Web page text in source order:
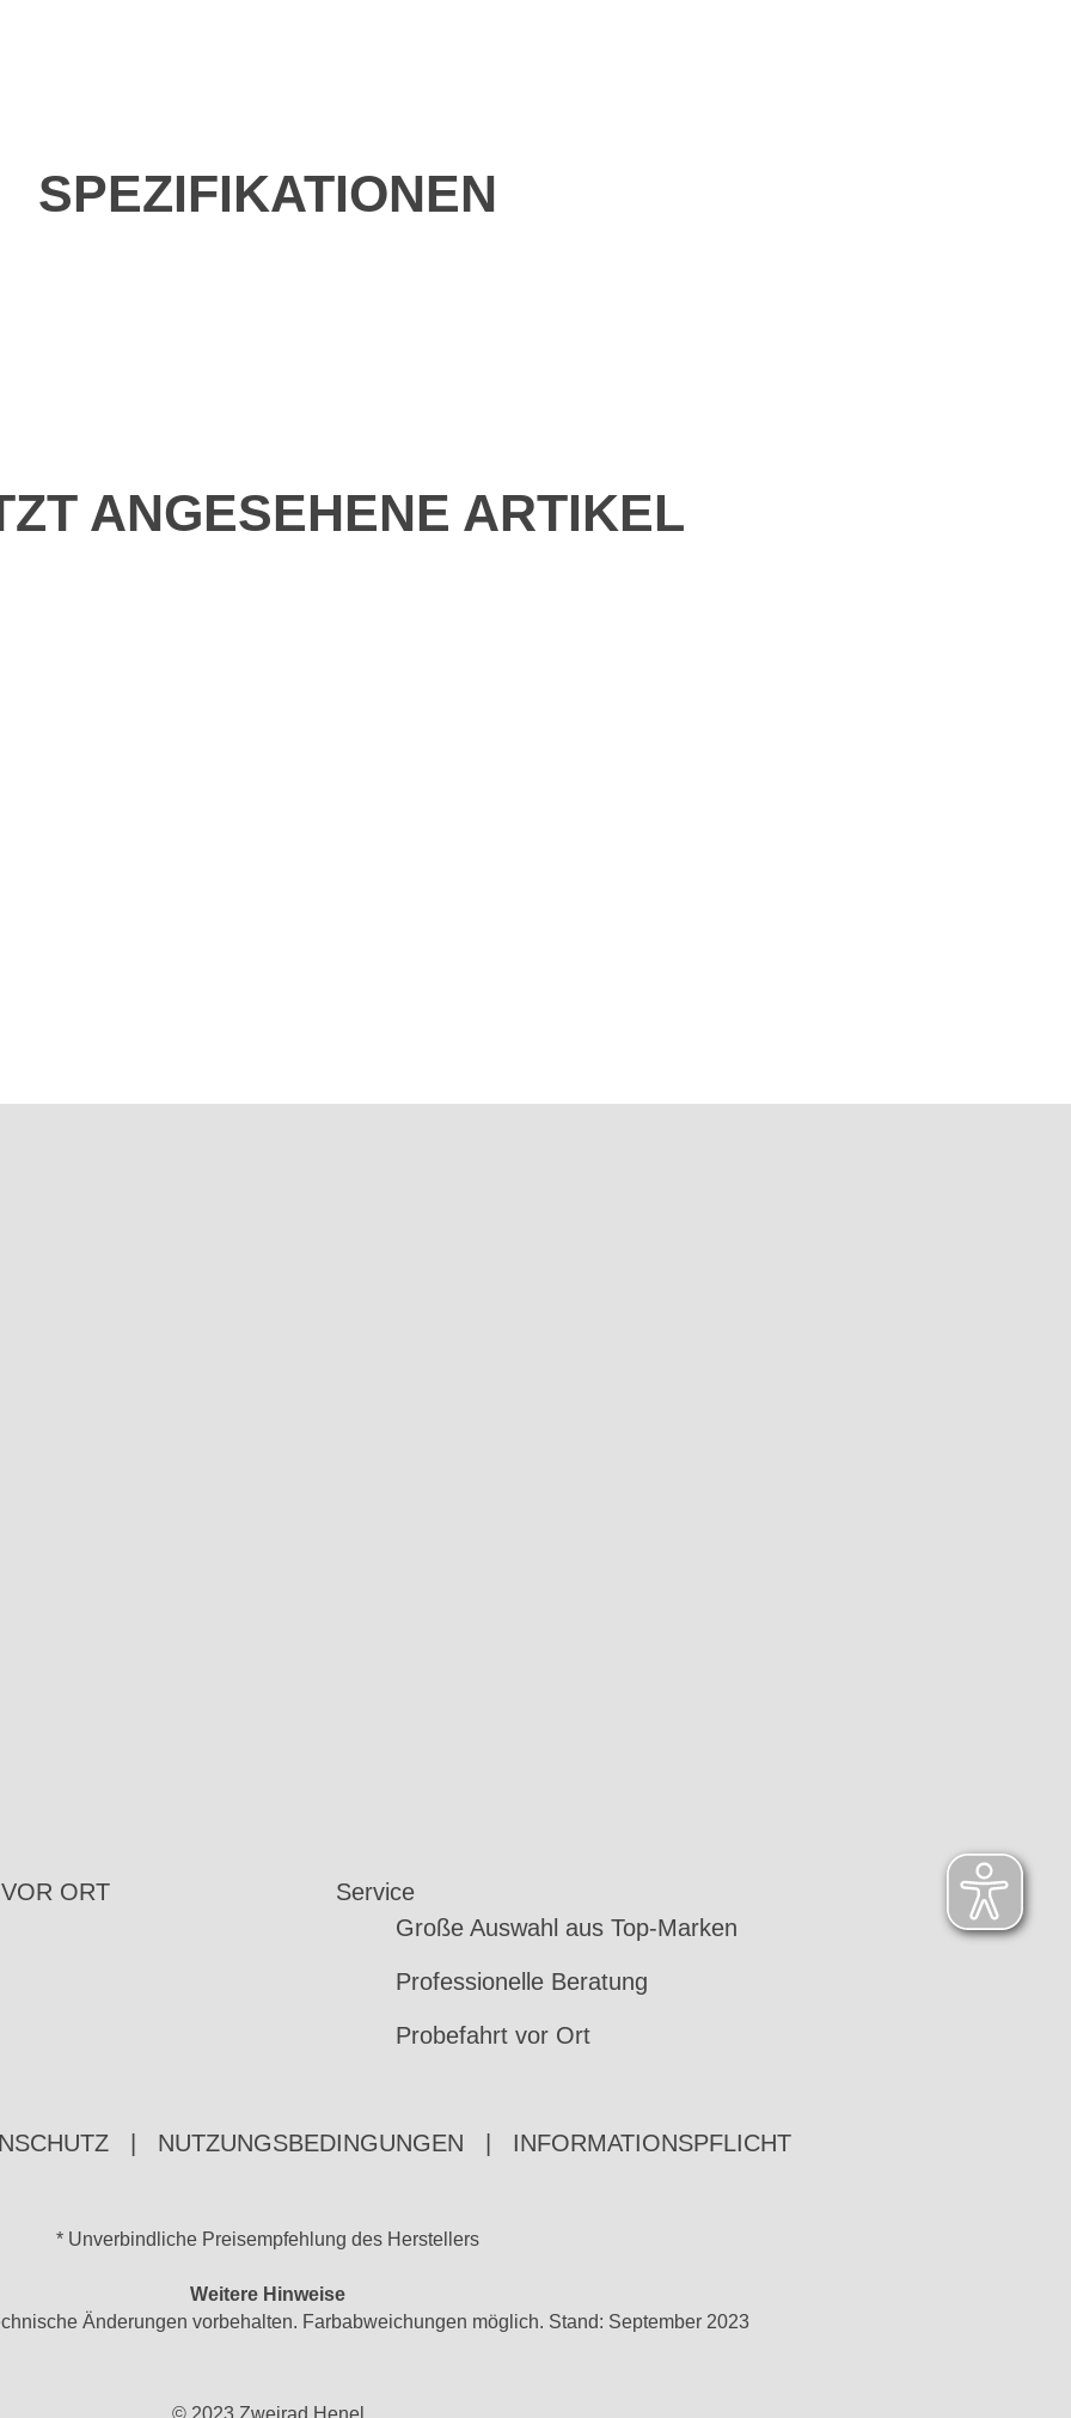
SPEZIFIKATIONEN
ANGESEHENE ARTIKEL
ORT
Service
Große Auswahl aus Top-Marken
Professionelle Beratung
Probefahrt vor Ort
NUTZUNGSBEDINGUNGEN INFORMATIONSPFLICHT
* Unverbindliche Preisempfehlung des Herstellers
Weitere Hinweise
Änderungen vorbehalten. Farbabweichungen möglich. Stand: September 2023